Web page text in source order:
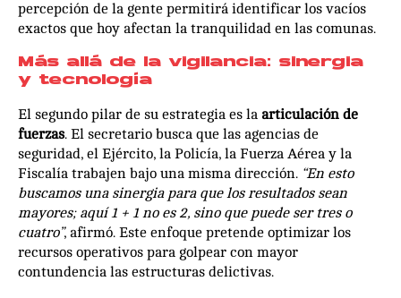
percepción de la gente permitirá identificar los vacíos
exactos que hoy afectan la tranquilidad en las comunas.
Más allá de la vigilancia: sinergia
y tecnología
El segundo pilar de su estrategia es la articulación de
fuerzas. El secretario busca que las agencias de
seguridad, el Ejército, la Policía, la Fuerza Aérea y la
Fiscalía trabajen bajo una misma dirección. “En esto
buscamos una sinergia para que los resultados sean
mayores; aquí 1 + 1 no es 2, sino que puede ser tres o
cuatro”, afirmó. Este enfoque pretende optimizar los
recursos operativos para golpear con mayor
contundencia las estructuras delictivas.